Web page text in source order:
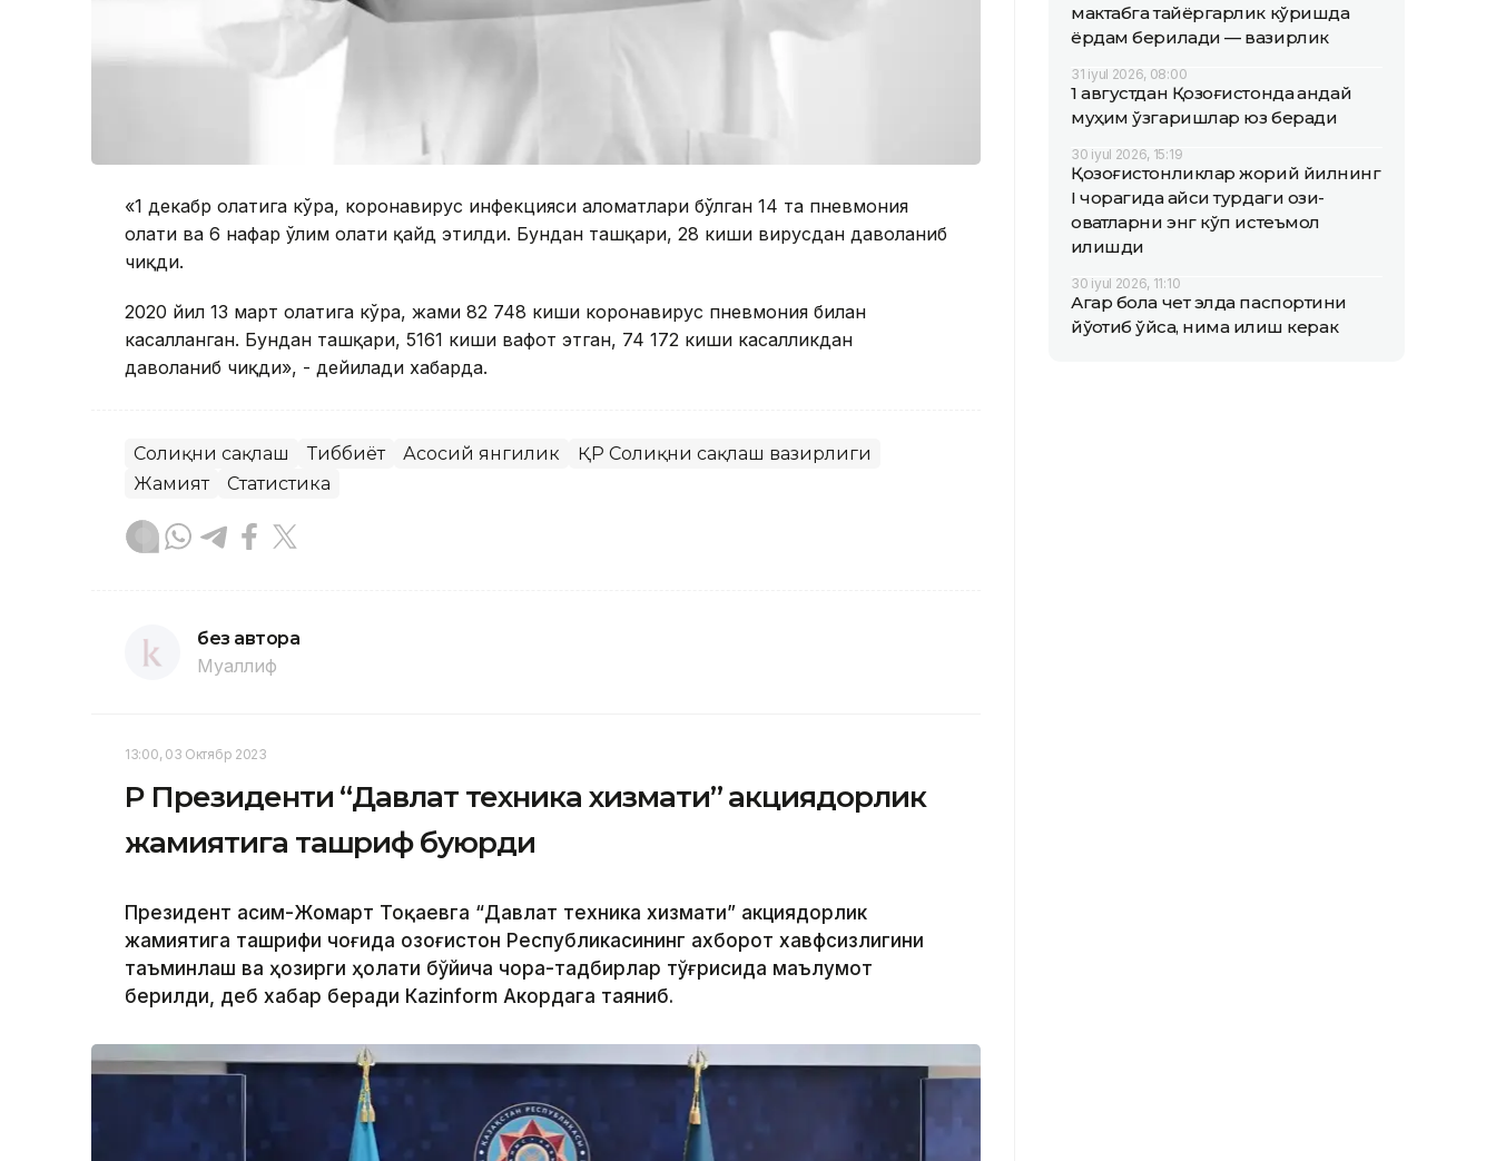
«1 декабр ҳолатига кўра, коронавирус инфекцияси аломатлари бўлган 14 та пневмония
ҳолати ва 6 нафар ўлим ҳолати қайд этилди. Бундан ташқари, 28 киши вирусдан даволаниб
чиқди.
2020 йил 13 март ҳолатига кўра, жами 82 748 киши коронавирус пневмония билан
касалланган. Бундан ташқари, 5161 киши вафот этган, 74 172 киши касалликдан
даволаниб чиқди», - дейилади хабарда.
Соғлиқни сақлаш Тиббиёт Асосий янгилик
ҚР Соғлиқни сақлаш вазирлиги
Жамият
Статистика
без автора
Муаллиф
13:00, 03 Октябр 2023
ҚР Президенти “Давлат техника хизмати” акциядорлик
жамиятига ташриф буюрди
Президент Қасим-Жомарт Тоқаевга “Давлат техника хизмати” акциядорлик
жамиятига ташрифи чоғида Қозоғистон Республикасининг ахборот хавфсизлигини
таъминлаш ва ҳозирги ҳолати бўйича чора-тадбирлар тўғрисида маълумот
берилди, деб хабар беради Каzinform Акордага таяниб.
мактабга тайёргарлик кўришда
ёрдам берилади — вазирлик
31 iyul 2026, 08:00
1 августдан Қозоғистонда қандай
муҳим ўзгаришлар юз беради
30 iyul 2026, 15:19
Қозоғистонликлар жорий йилнинг
I чорагида қайси турдаги озиқ-
овқатларни энг кўп истеъмол
қилишди
30 iyul 2026, 11:10
Агар бола чет элда паспортини
йўқотиб қўйса, нима қилиш керак